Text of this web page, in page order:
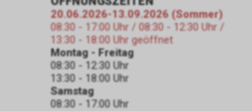
20.06.2026-13.09.2026 (Sommer)
08:30 - 17:00 Uhr / 08:30 - 12:30 Uhr /
13:30 - 18:00 Uhr geöffnet
Montag - Freitag
08:30 - 12:30 Uhr
13:30 - 18:00 Uhr
Samstag
08:30 - 17:00 Uhr